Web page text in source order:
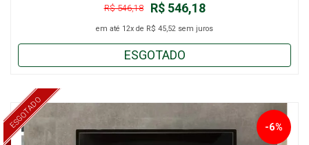
R$ 546,18
R$ 546,18
em até 12x de R$ 45,52 sem juros
ESGOTADO
ESGOTADO -6%